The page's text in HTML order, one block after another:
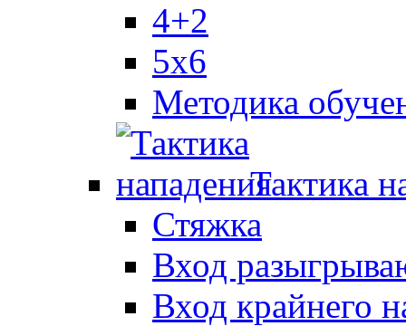
4+2
5x6
Методика
Тактика
Стяжка
Вход
Вход крайнего